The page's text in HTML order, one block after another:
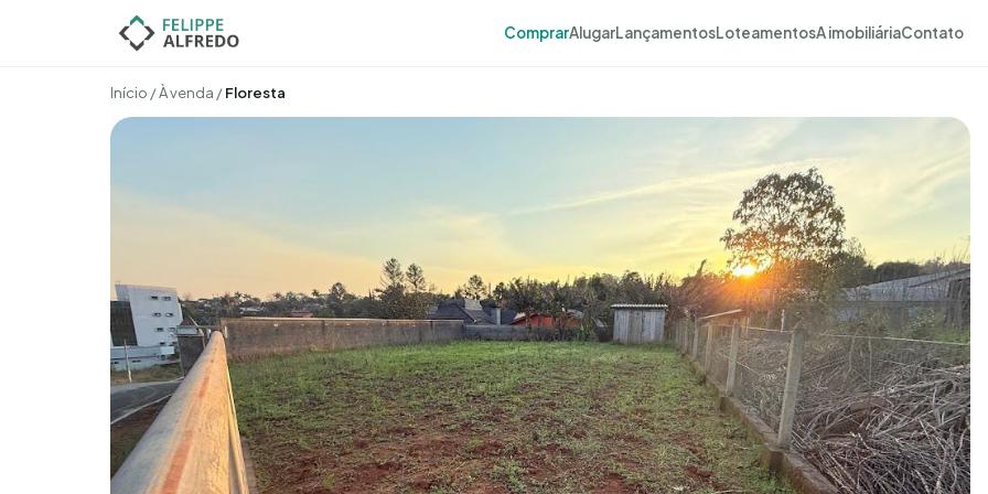
ComprarAlugarLançamentosLoteamentosA imobiliáriaContato
Início /À venda /Floresta